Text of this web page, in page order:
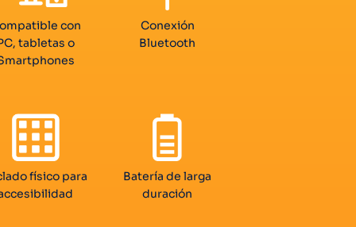
con
tabletas o
Conexión
Bluetooth
físico para
Batería de larga
duración